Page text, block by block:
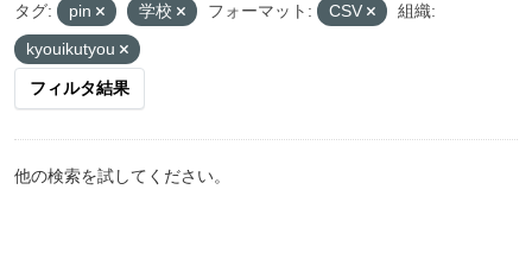
タグ: pin 学校 フォーマット: CSV
組織:
kyouikutyou
フィルタ結果
他の検索を試してください。